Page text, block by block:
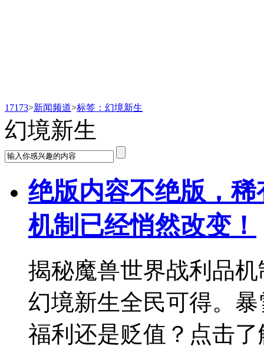
17173>新闻频道>标签：幻境新生
幻境新生
绝版内容不绝版，
机制已经悄然改变！
揭秘魔兽世界战利品
幻境新生全民可得。
福利还是贬值？点击